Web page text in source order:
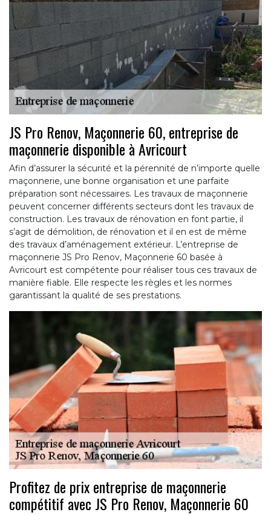
JS Pro Renov, Maçonnerie 60, entreprise de
maçonnerie disponible à Avricourt
Afin d’assurer la sécurité et la pérennité de n’importe quelle
maçonnerie, une bonne organisation et une parfaite
préparation sont nécessaires. Les travaux de maçonnerie
peuvent concerner différents secteurs dont les travaux de
construction. Les travaux de rénovation en font partie, il
s’agit de démolition, de rénovation et il en est de même
des travaux d’aménagement extérieur. L’entreprise de
maçonnerie JS Pro Renov, Maçonnerie 60 basée à
Avricourt est compétente pour réaliser tous ces travaux de
manière fiable. Elle respecte les règles et les normes
garantissant la qualité de ses prestations.
Profitez de prix entreprise de maçonnerie
compétitif avec JS Pro Renov, Maçonnerie 60